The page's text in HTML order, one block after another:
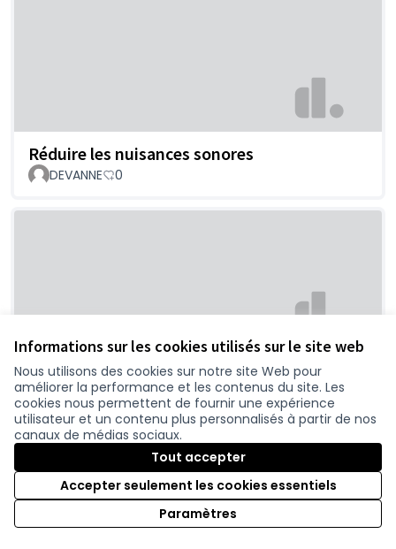
Informations sur les cookies utilisés sur le site web
Nous utilisons des cookies sur notre site Web pour
améliorer la performance et les contenus du site. Les
cookies nous permettent de fournir une expérience
utilisateur et un contenu plus personnalisés à partir de nos
canaux de médias sociaux.
Tout accepter
Accepter seulement les cookies essentiels
Paramètres
Réduire les nuisances sonores
DEVANNE 0
La vitesse est l'inverse de la sécurité
DEVANNE 0